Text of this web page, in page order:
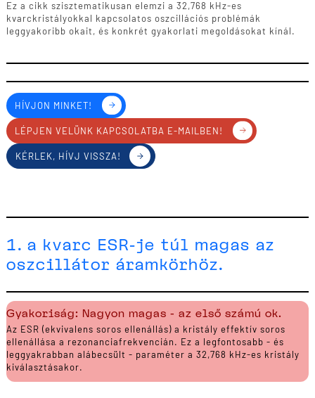
Ez a cikk szisztematikusan elemzi a 32,768 kHz-es
kvarckristályokkal kapcsolatos oszcillációs problémák
leggyakoribb okait, és konkrét gyakorlati megoldásokat kínál.
HÍVJON MINKET!
LÉPJEN VELÜNK KAPCSOLATBA E-MAILBEN!
KÉRLEK, HÍVJ VISSZA!
1. a kvarc ESR-je túl magas az
oszcillátor áramkörhöz.
Gyakoriság: Nagyon magas - az első számú ok.
Az ESR (ekvivalens soros ellenállás) a kristály effektív soros
ellenállása a rezonanciafrekvencián. Ez a legfontosabb - és
leggyakrabban alábecsült - paraméter a 32,768 kHz-es kristály
kiválasztásakor.